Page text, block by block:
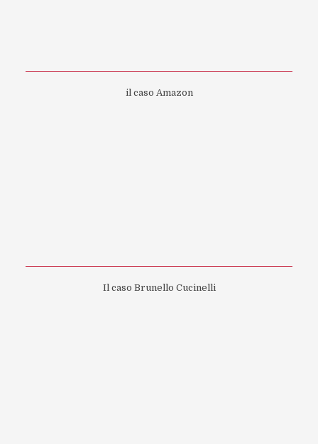
il caso Amazon
Il caso Brunello Cucinelli